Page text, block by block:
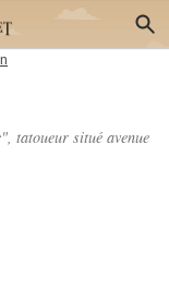
tatoueur situé avenue